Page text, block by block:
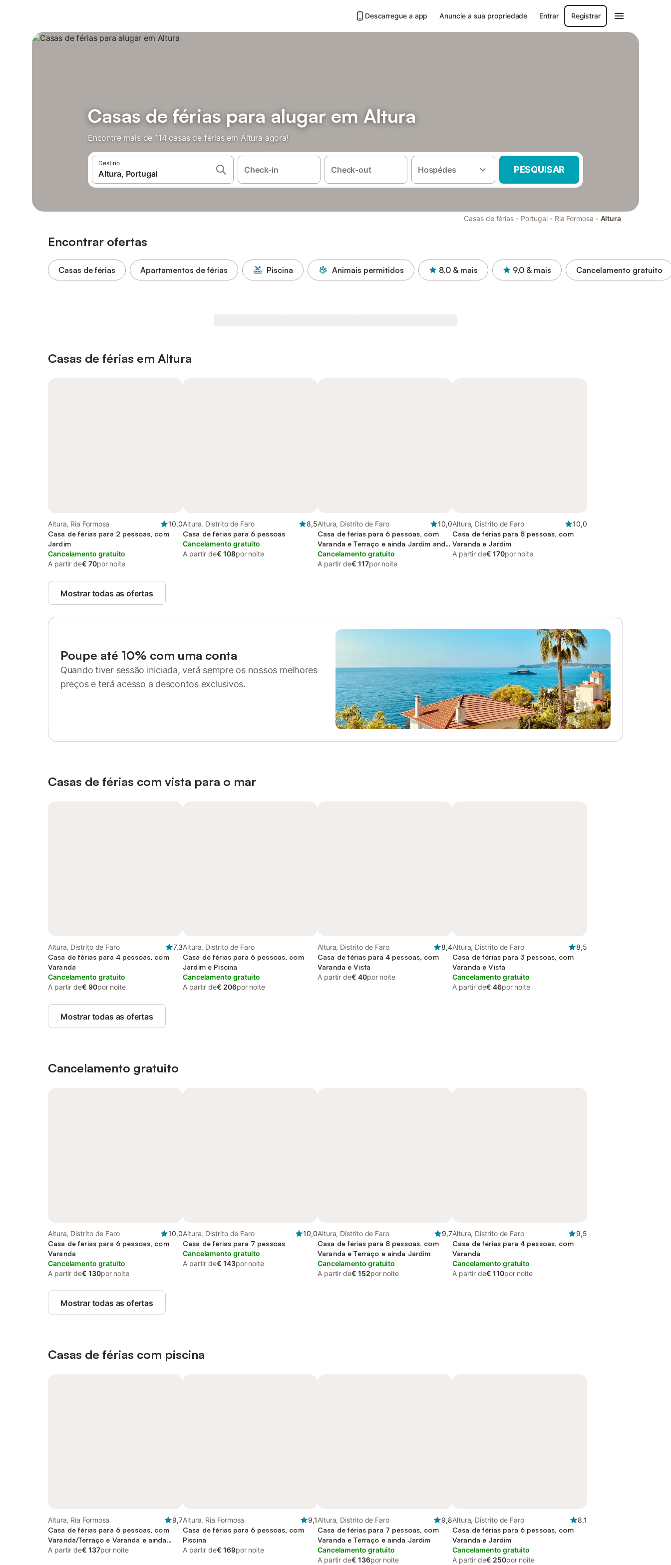
Descarregue a app Anuncie a sua propriedade Entrar Registrar
Casas de férias para alugar em Altura
Encontre mais de 114 casas de férias em Altura agora!
Destino
Check-in Check-out Hospédes PESQUISAR
Casas de férias · Portugal · Ria Formosa · Altura
Encontrar ofertas
Casas de férias Apartamentos de férias Piscina Animais permitidos 8,0 & mais 9,0 & mais Cancelamento gratuito
Casas de férias em Altura
Altura, Ria Formosa
10,0
Casa de férias para 2 pessoas, com
Jardim
Cancelamento gratuito
A partir de€ 70por noite
Altura, Distrito de Faro
8,5
Casa de férias para 6 pessoas
Cancelamento gratuito
A partir de€ 108por noite
Altura, Distrito de Faro
10,0
Casa de férias para 6 pessoas, com
Varanda e Terraço e ainda Jardim and
Piscina
Cancelamento gratuito
A partir de€ 117por noite
Altura, Distrito de Faro
10,0
Casa de férias para 8 pessoas, com
Varanda e Jardim
A partir de€ 170por noite
Mostrar todas as ofertas
Poupe até 10% com uma conta
Quando tiver sessão iniciada, verá sempre os nossos melhores
preços e terá acesso a descontos exclusivos.
Casas de férias com vista para o mar
Altura, Distrito de Faro
7,3
Casa de férias para 4 pessoas, com
Varanda
Cancelamento gratuito
A partir de€ 90por noite
Altura, Distrito de Faro
Casa de férias para 6 pessoas, com
Jardim e Piscina
Cancelamento gratuito
A partir de€ 206por noite
Altura, Distrito de Faro
8,4
Casa de férias para 4 pessoas, com
Varanda e Vista
A partir de€ 40por noite
Altura, Distrito de Faro
8,5
Casa de férias para 3 pessoas, com
Varanda e Vista
Cancelamento gratuito
A partir de€ 46por noite
Mostrar todas as ofertas
Cancelamento gratuito
Altura, Distrito de Faro
10,0
Casa de férias para 6 pessoas, com
Varanda
Cancelamento gratuito
A partir de€ 130por noite
Altura, Distrito de Faro
10,0
Casa de férias para 7 pessoas
Cancelamento gratuito
A partir de€ 143por noite
Altura, Distrito de Faro
9,7
Casa de férias para 8 pessoas, com
Varanda e Terraço e ainda Jardim
Cancelamento gratuito
A partir de€ 152por noite
Altura, Distrito de Faro
9,5
Casa de férias para 4 pessoas, com
Varanda
Cancelamento gratuito
A partir de€ 110por noite
Mostrar todas as ofertas
Casas de férias com piscina
Altura, Ria Formosa
9,7
Casa de férias para 6 pessoas, com
Varanda/Terraço e Varanda e ainda
Terraço and Piscina
A partir de€ 137por noite
Altura, Ria Formosa
9,1
Casa de férias para 6 pessoas, com
Piscina
A partir de€ 169por noite
Altura, Distrito de Faro
9,8
Casa de férias para 7 pessoas, com
Varanda e Terraço e ainda Jardim
Cancelamento gratuito
A partir de€ 136por noite
Altura, Distrito de Faro
8,1
Casa de férias para 6 pessoas, com
Varanda e Jardim
Cancelamento gratuito
A partir de€ 250por noite